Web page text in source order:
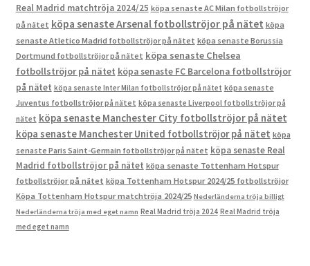
Real Madrid matchtröja 2024/25 köpa senaste AC Milan fotbollströjor
på nätet köpa senaste Arsenal fotbollströjor på nätet köpa
senaste Atletico Madrid fotbollströjor på nätet köpa senaste Borussia
Dortmund fotbollströjor på nätet köpa senaste Chelsea
fotbollströjor på nätet köpa senaste FC Barcelona fotbollströjor
på nätet köpa senaste Inter Milan fotbollströjor på nätet köpa senaste
Juventus fotbollströjor på nätet köpa senaste Liverpool fotbollströjor på
nätet köpa senaste Manchester City fotbollströjor på nätet
köpa senaste Manchester United fotbollströjor på nätet köpa
senaste Paris Saint-Germain fotbollströjor på nätet köpa senaste Real
Madrid fotbollströjor på nätet köpa senaste Tottenham Hotspur
fotbollströjor på nätet köpa Tottenham Hotspur 2024/25 fotbollströjor
Köpa Tottenham Hotspur matchtröja 2024/25 Nederländerna tröja billigt
Nederländerna tröja med eget namn Real Madrid tröja 2024 Real Madrid tröja
med eget namn